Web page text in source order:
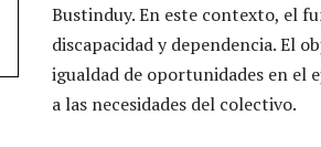
Bustinduy. En este contexto, el
discapacidad y dependencia. El
igualdad de oportunidades en el
a las necesidades del colectivo.